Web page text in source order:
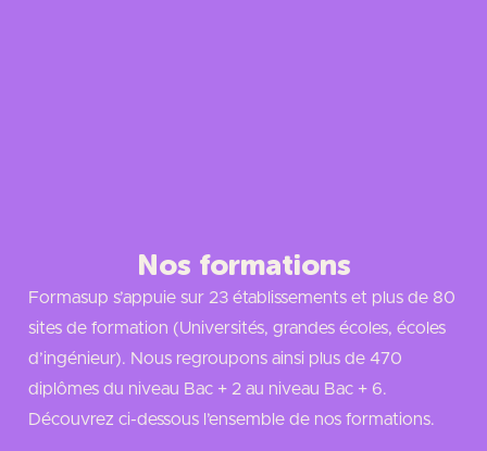
Nos formations
Formasup s’appuie sur 23 établissements et plus de 80
sites de formation (Universités, grandes écoles, écoles
d’ingénieur). Nous regroupons ainsi plus de 470
diplômes du niveau Bac + 2 au niveau Bac + 6.
Découvrez ci-dessous l’ensemble de nos formations.